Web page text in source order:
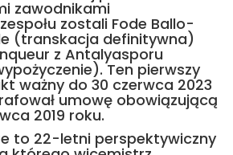
zawodnikami
zostali Fode Ballo-
(transkacja definitywna)
z Antalyasporu
Ten pierwszy
ważny do 30 czerwca 2023
umowę obowiązującą
2019 roku.
to 22-letni perspektywiczny